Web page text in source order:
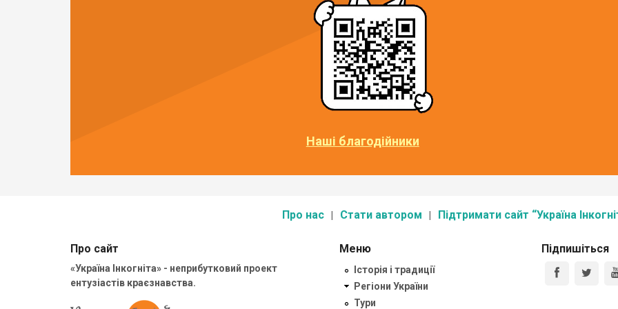
Наші благодійники
Про нас Стати автором Підтримати сайт “Україна
Про сайт
«Україна Інкогніта» - неприбутковий проект
ентузіастів краєзнавства.
Меню
Історія і традиції
Регіони України
Тури
Підпишіться